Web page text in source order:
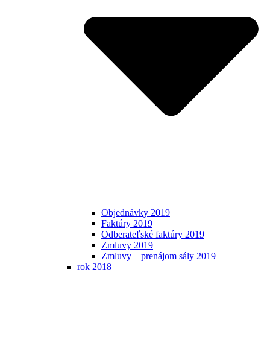
Objednávky 2019
Faktúry 2019
Odberateľské faktúry 2019
Zmluvy 2019
Zmluvy – prenájom sály 2019
rok 2018